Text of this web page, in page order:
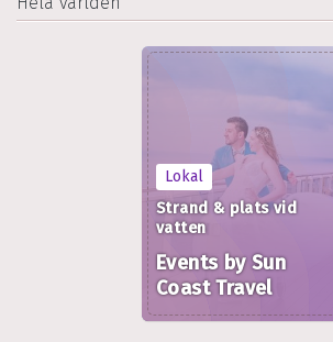
Lokal
Strand & plats vid
vatten
Events by Sun
Coast Travel